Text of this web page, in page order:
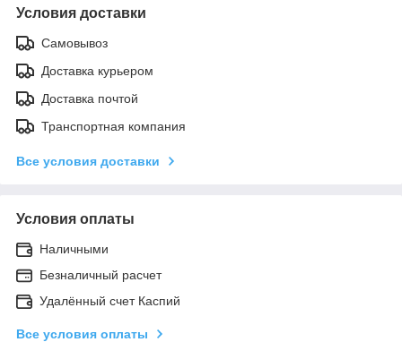
Условия доставки
Самовывоз
Доставка курьером
Доставка почтой
Транспортная компания
Все условия доставки
Условия оплаты
Наличными
Безналичный расчет
Удалённый счет Каспий
Все условия оплаты